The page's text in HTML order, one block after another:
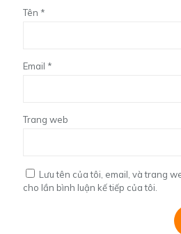
Tên *
Email *
Trang web
Lưu tên của tôi, email, và trang
cho lần bình luận kế tiếp của tôi.